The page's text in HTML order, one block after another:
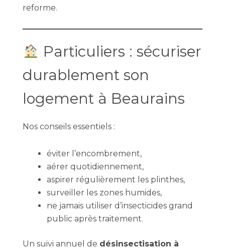
reforme.
Particuliers : sécuriser
durablement son
logement à Beaurains
Nos conseils essentiels :
éviter l’encombrement,
aérer quotidiennement,
aspirer régulièrement les plinthes,
surveiller les zones humides,
ne jamais utiliser d’insecticides grand
public après traitement.
Un suivi annuel de désinsectisation à